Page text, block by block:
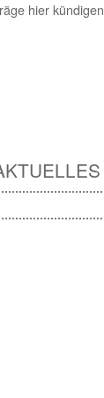
hier kündigen